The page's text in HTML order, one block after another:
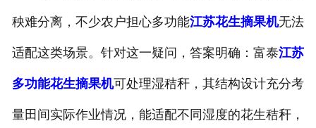
秧难分离，不少农户担心多功能江苏花生摘果机无法
适配这类场景。针对这一疑问，答案明确：富泰江苏
多功能花生摘果机可处理湿秸秆，其结构设计充分考
量田间实际作业情况，能适配不同湿度的花生秸秆，